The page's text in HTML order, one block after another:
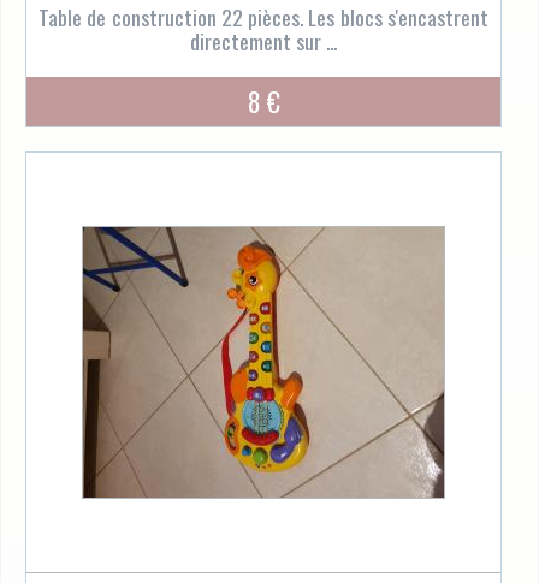
Table de construction 22 pièces. Les blocs s'encastrent
directement sur ...
8 €